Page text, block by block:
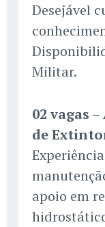
Desejável
Militar.
02 vagas
de
apoio em